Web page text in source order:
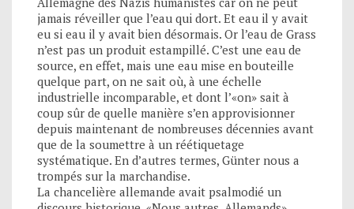
jamais réveiller que l’eau qui dort. Et eau il y avait
eu si eau il y avait bien désormais. Or l’eau de Grass
n’est pas un produit estampillé. C’est une eau de
source, en effet, mais une eau mise en bouteille
quelque part, on ne sait où, à une échelle
industrielle incomparable, et dont l’«on» sait à
coup sûr de quelle manière s’en approvisionner
depuis maintenant de nombreuses décennies avant
que de la soumettre à un réétiquetage
systématique. En d’autres termes, Günter nous a
trompés sur la marchandise.
La chancelière allemande avait psalmodié un